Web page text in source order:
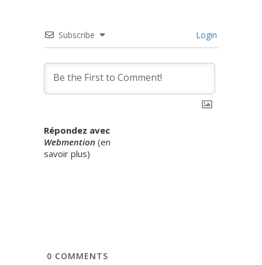
Subscribe Login
Répondez avec
Webmention (en
savoir plus)
0 COMMENTS